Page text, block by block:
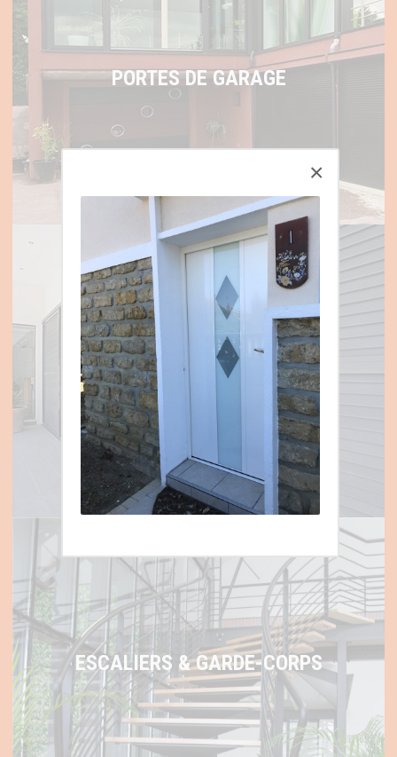
PORTES DE GARAGE
VOLETS ET STORES
ESCALIERS & GARDE-CORPS